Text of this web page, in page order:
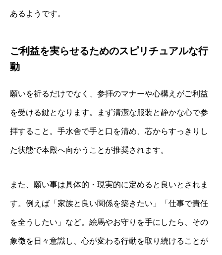
あるようです。
ご利益を実らせるためのスピリチュアルな行
動
願いを祈るだけでなく、参拝のマナーや心構えがご利益
を受ける鍵となります。まず清潔な服装と静かな心で参
拝すること。手水舎で手と口を清め、芯からすっきりし
た状態で本殿へ向かうことが推奨されます。
また、願い事は具体的・現実的に定めると良いとされま
す。例えば「家族と良い関係を築きたい」「仕事で責任
を全うしたい」など。絵馬やお守りを手にしたら、その
象徴を日々意識し、心が変わる行動を取り続けることが